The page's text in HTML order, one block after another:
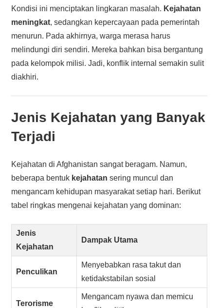
Kondisi ini menciptakan lingkaran masalah. Kejahatan
meningkat, sedangkan kepercayaan pada pemerintah
menurun. Pada akhirnya, warga merasa harus
melindungi diri sendiri. Mereka bahkan bisa bergantung
pada kelompok milisi. Jadi, konflik internal semakin sulit
diakhiri.
Jenis Kejahatan yang Banyak
Terjadi
Kejahatan di Afghanistan sangat beragam. Namun,
beberapa bentuk kejahatan sering muncul dan
mengancam kehidupan masyarakat setiap hari. Berikut
tabel ringkas mengenai kejahatan yang dominan:
Jenis
Kejahatan
Dampak Utama
Penculikan
Menyebabkan rasa takut dan
ketidakstabilan sosial
Terorisme
Mengancam nyawa dan memicu